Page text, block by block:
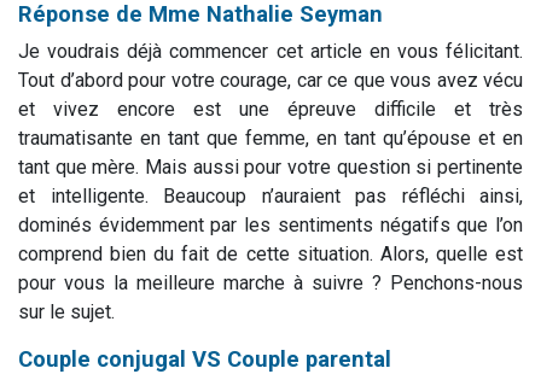
Réponse de Mme Nathalie Seyman
Je voudrais déjà commencer cet article en vous félicitant.
Tout d’abord pour votre courage, car ce que vous avez vécu
et vivez encore est une épreuve difficile et très
traumatisante en tant que femme, en tant qu’épouse et en
tant que mère. Mais aussi pour votre question si pertinente
et intelligente. Beaucoup n’auraient pas réfléchi ainsi,
dominés évidemment par les sentiments négatifs que l’on
comprend bien du fait de cette situation. Alors, quelle est
pour vous la meilleure marche à suivre ? Penchons-nous
sur le sujet.
Couple conjugal VS Couple parental